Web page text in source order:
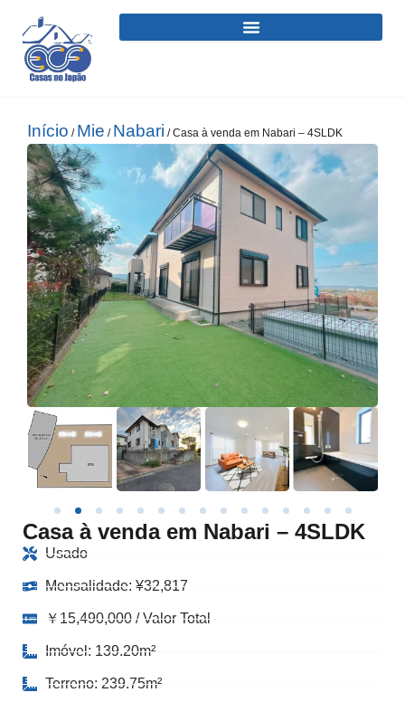
Início / Mie / Nabari / Casa à venda em Nabari – 4SLDK
Casa à venda em Nabari – 4SLDK
Usado
Mensalidade: ¥32,817
￥15,490,000 / Valor Total
Imóvel: 139.20m²
Terreno: 239.75m²